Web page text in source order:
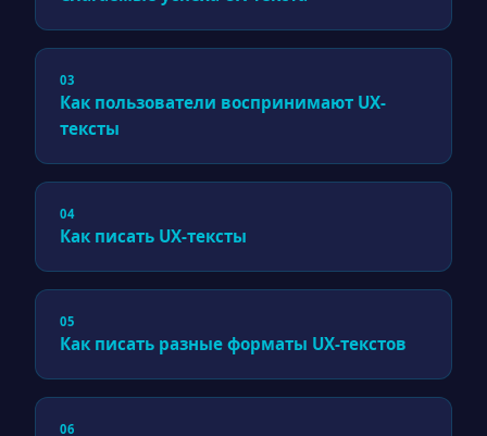
03
Как пользователи воспринимают UX-
тексты
04
Как писать UX-тексты
05
Как писать разные форматы UX-текстов
06